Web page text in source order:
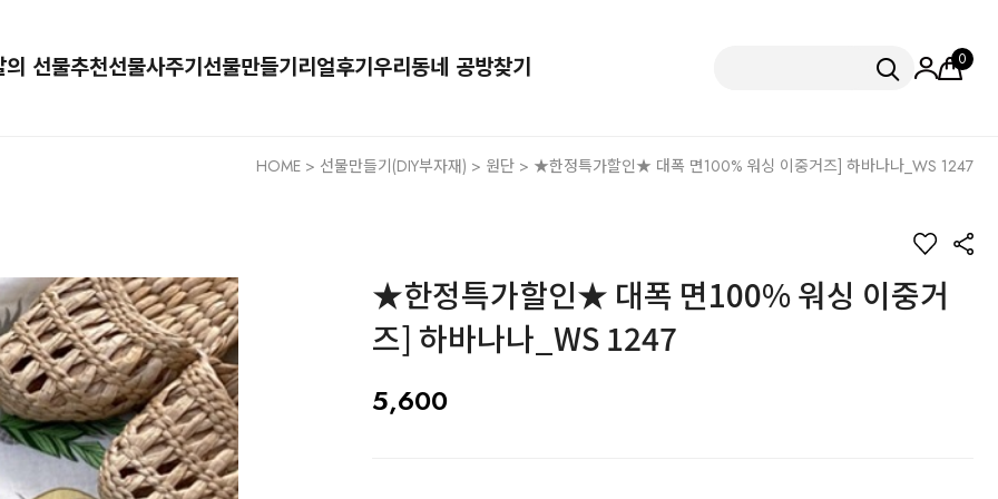
의 선물추천선물사주기 선물만들기 리얼후기 우리동네 공방찾기 0
HOME > 선물만들기(DIY부자재) > 원단 > ★한정특가할인★ 대폭 면100% 워싱 이중거즈] 하바나나_WS 1247
★한정특가할인★ 대폭 면100% 워싱 이중거
즈] 하바나나_WS 1247
5,600